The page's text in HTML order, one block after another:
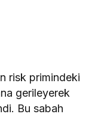
risk primindeki
gerileyerek
Bu sabah